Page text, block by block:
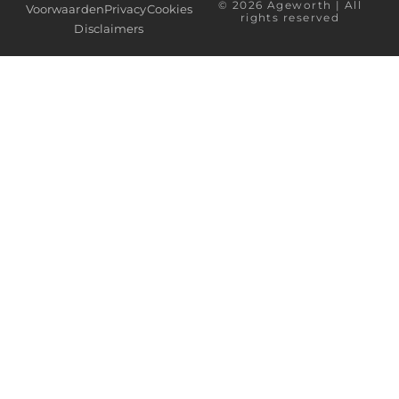
© 2026 Ageworth | All
rights reserved
VoorwaardenPrivacyCookies
Disclaimers